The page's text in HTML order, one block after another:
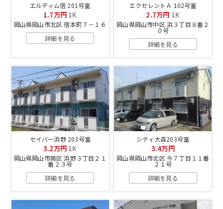
エルディム宿 201号室
1.7万円 1K
岡山県岡山市北区 宿本町７－１６
詳細を見る
エクセレントＡ 102号室
2.7万円 1K
岡山県岡山市中区 浜３丁目８番２
０号
詳細を見る
セイバー浜野 203号室
3.2万円 1K
岡山県岡山市南区 浜野３丁目２１
番２３号
詳細を見る
シティ大森203号室
3.4万円
岡山県岡山市北区 今７丁目１１番
２１号
詳細を見る